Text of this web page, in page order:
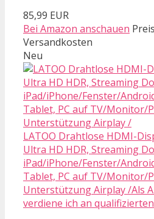
85,99 EUR
Bei Amazon anschauen
Versandkosten
Neu
LATOO Drahtlose HDMI-
Ultra HD HDR, Streaming
iPad/iPhone/Fenster/
Tablet, PC auf TV/Monitor/
Unterstützung Airplay /Als
verdiene ich an